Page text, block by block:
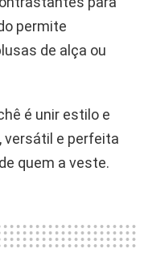
permite
de alça ou
é unir estilo e
versátil e perfeita
quem a veste.